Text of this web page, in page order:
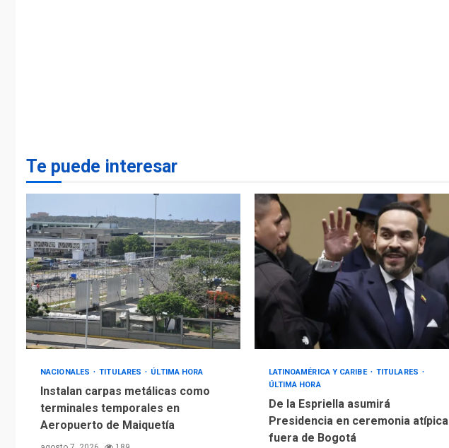
Te puede interesar
NACIONALES TITULARES ÚLTIMA HORA
Instalan carpas metálicas como
terminales temporales en
Aeropuerto de Maiquetía
LATINOAMÉRICA Y CARIBE
TITULARES
ÚLTIMA HORA
De la Espriella asumirá
Presidencia en ceremonia atípica
fuera de Bogotá